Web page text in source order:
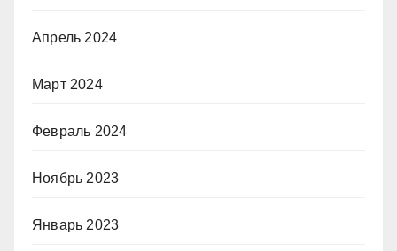
Апрель 2024
Март 2024
Февраль 2024
Ноябрь 2023
Январь 2023